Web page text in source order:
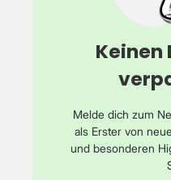
HighlightsHersteller:
Pizzarette Original Cool
WSpannung: 220–240 V,
AußentemperaturOberes
Mini-Pizzen
cmKontrollleuchteBPA-
1,5 mFarbe: Schwarz /
Keinen
Melde dich zum
als Erster von
und besonderen